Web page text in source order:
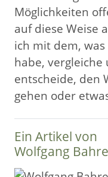
Möglichkeiten
auf diese Weise
ich mit dem,
habe, vergleiche
entscheide, den
gehen oder
Ein Artikel von
Wolfgang Bahre